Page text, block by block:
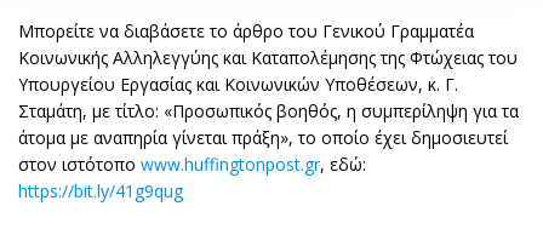
Μπορείτε να διαβάσετε το άρθρο του Γενικού Γραμματέα
Κοινωνικής Αλληλεγγύης και Καταπολέμησης της Φτώχειας του
Υπουργείου Εργασίας και Κοινωνικών Υποθέσεων, κ. Γ.
Σταμάτη, με τίτλο: «Προσωπικός βοηθός, η συμπερίληψη για τα
άτομα με αναπηρία γίνεται πράξη», το οποίο έχει δημοσιευτεί
στον ιστότοπο www.huffingtonpost.gr, εδώ:
https://bit.ly/41g9qug